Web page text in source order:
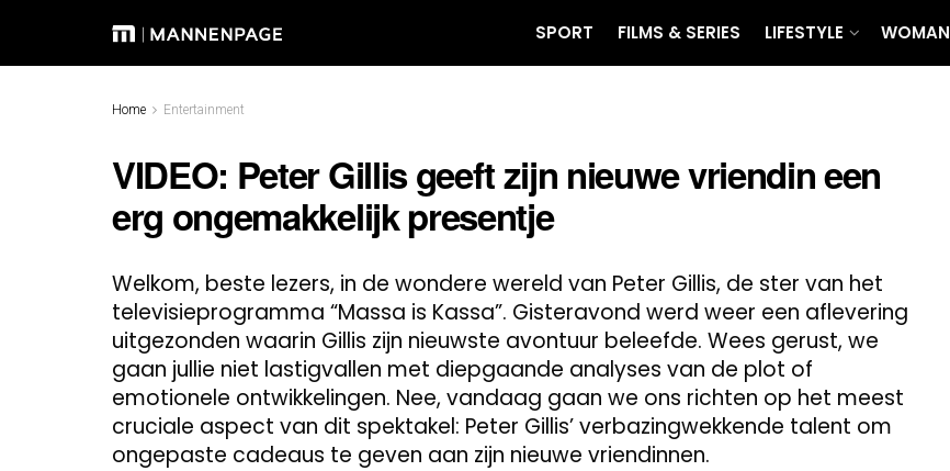
SPORT FILMS & SERIES LIFESTYLE WOMAN
Home Entertainment
VIDEO: Peter Gillis geeft zijn nieuwe vriendin een
erg ongemakkelijk presentje
Welkom, beste lezers, in de wondere wereld van Peter Gillis, de ster van het
televisieprogramma “Massa is Kassa”. Gisteravond werd weer een aflevering
uitgezonden waarin Gillis zijn nieuwste avontuur beleefde. Wees gerust, we
gaan jullie niet lastigvallen met diepgaande analyses van de plot of
emotionele ontwikkelingen. Nee, vandaag gaan we ons richten op het meest
cruciale aspect van dit spektakel: Peter Gillis’ verbazingwekkende talent om
ongepaste cadeaus te geven aan zijn nieuwe vriendinnen.